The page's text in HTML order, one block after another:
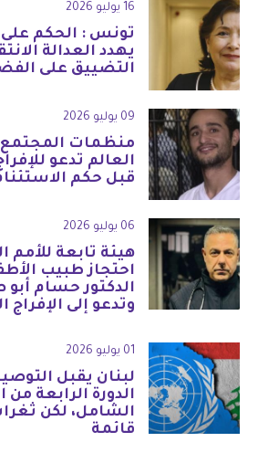
16 يوليو 2026
تونس : الحكم
يهدد العدالة
التضييق على
09 يوليو 2026
منظمات المجتمع
العالم تدعو
قبل حكم
06 يوليو 2026
هيئة تابعة للأمم
احتجاز طبيب
الدكتور حسام
وتدعو إلى الإفراج
01 يوليو 2026
لبنان يقبل
الدورة الرابعة
الشامل، لكن
قائمة